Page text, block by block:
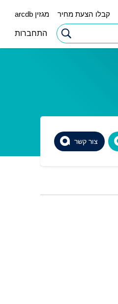
קבלו הצעת מחיר מגזין arcdb
התחברות
צור קשר